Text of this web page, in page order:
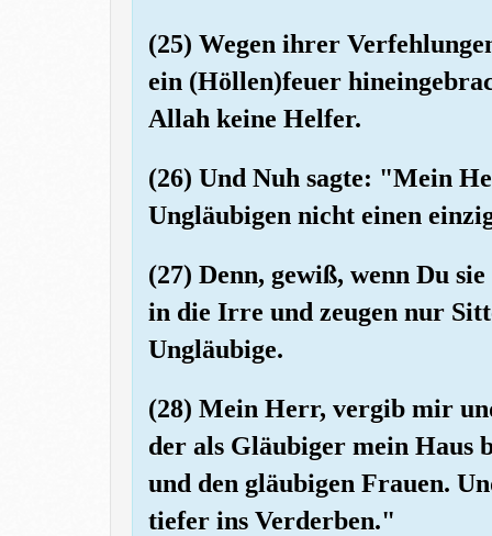
(25) Wegen ihrer
ein (Höllen)feuer
Allah keine Helfer.
(26) Und Nuh sagte: "Mein
Ungläubigen nicht einen
(27) Denn, gewiß, wenn Du
in die Irre und zeugen nur
Ungläubige.
(28) Mein Herr, vergib mir
der als Gläubiger mein Haus
und den gläubigen Frauen.
tiefer ins Verderben."